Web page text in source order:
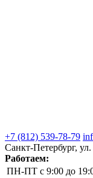
+7 (812) 539-78-79
Санкт-Петербург,
Работаем:
ПН-ПТ с 9:00 до